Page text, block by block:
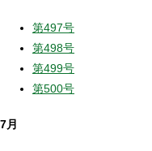
第497号
第498号
第499号
第500号
7月